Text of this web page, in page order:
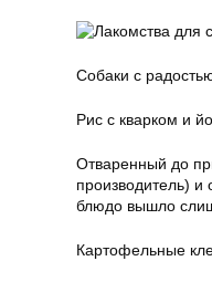
Собаки с
Рис с кварком и
Отваренный до
производитель)
блюдо вышло
Картофельные